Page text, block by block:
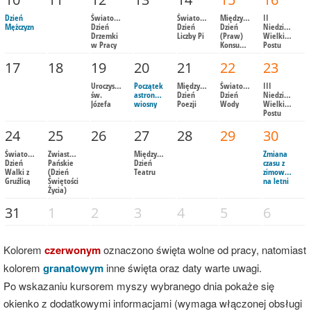
Dzień
Mężczyzn
Światowy
Dzień
Drzemki
w Pracy
Światowy
Dzień
Liczby Pi
Międzynarodowy
Dzień
(Praw)
Konsumenta
II
Niedziela
Wielkiego
Postu
17 18 19
Uroczystość
św.
Józefa
20
Początek
astronomicznej
wiosny
21
Międzynarodowy
Dzień
Poezji
22
Światowy
Dzień
Wody
23
III
Niedziela
Wielkiego
Postu
24
Światowy
Dzień
Walki z
Gruźlicą
25
Zwiastowanie
Pańskie
(Dzień
Świętości
Życia)
26 27
Międzynarodowy
Dzień
Teatru
28 29 30
Zmiana
czasu z
zimowego
na letni
31 1 2 3 4 5 6
Kolorem czerwonymoznaczono święta wolne od pracy, natomiast
kolorem granatowym inne święta oraz daty warte uwagi.
Po wskazaniu kursorem myszy wybranego dnia pokaże się
okienko z dodatkowymi informacjami (wymaga włączonej obsługi